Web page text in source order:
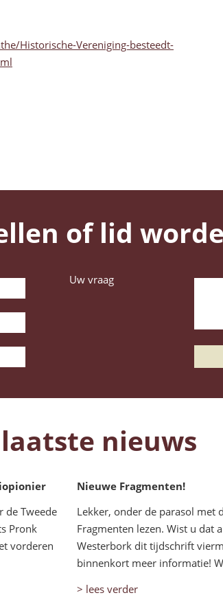
Historische-Vereniging-besteedt-
of lid
Uw vraag
nieuws
de Tweede
Pronk
vorderen
Nieuwe Fragmenten!
Lekker, onder de parasol met
Fragmenten lezen. Wist u dat
Westerbork dit tijdschrift
binnenkort meer informatie!
> lees verder